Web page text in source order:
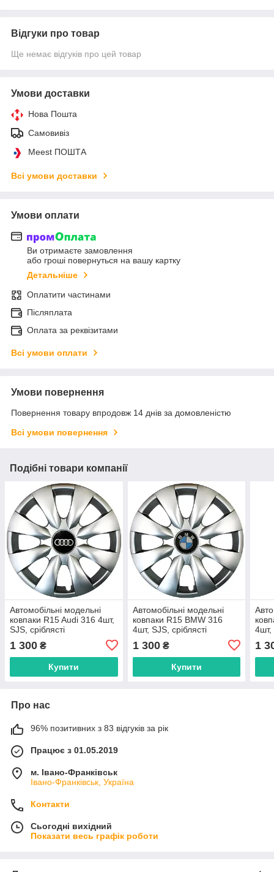
Відгуки про товар
Ще немає відгуків про цей товар
Умови доставки
Нова Пошта
Самовивіз
Meest ПОШТА
Всі умови доставки
Умови оплати
Ви отримаєте замовлення
або гроші повернуться на вашу картку
Детальніше
Оплатити частинами
Післяплата
Оплата за реквізитами
Всі умови оплати
Умови повернення
Повернення товару впродовж 14 днів за домовленістю
Всі умови повернення
Подібні товари компанії
Автомобільні модельні
ковпаки R15 Audi 316 4шт,
SJS, сріблясті
1 300 ₴
Купити
Автомобільні модельні
ковпаки R15 BMW 316
4шт, SJS, сріблясті
1 300₴
Купити
4шт,
1
Про нас
96% позитивних з 83 відгуків за рік
Працює з 01.05.2019
м. Івано-Франківськ
Івано-Франківськ, Україна
Контакти
Сьогодні вихідний
Показати весь графік роботи